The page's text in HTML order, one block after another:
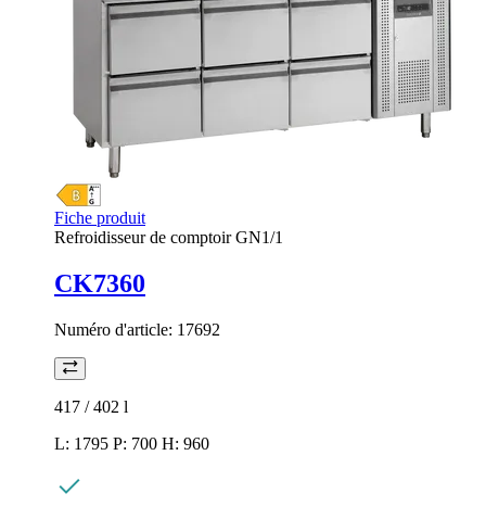
Fiche produit
Refroidisseur de comptoir GN1/1
CK7360
Numéro d'article: 17692
417 / 402 l
L: 1795 P: 700 H: 960